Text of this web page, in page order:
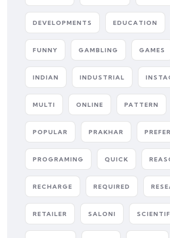
DEVELOPMENTS EDUCATION
FUNNY GAMBLING GAMES
INDIAN INDUSTRIAL
MULTI ONLINE PATTERN
POPULAR PRAKHAR
PROGRAMING QUICK
RECHARGE REQUIRED
RETAILER SALONI